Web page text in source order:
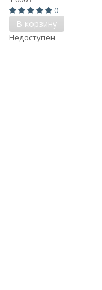
0
В корзину
Недоступен